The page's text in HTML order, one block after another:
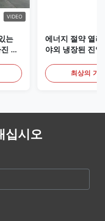
VIDEO
는
음
에너지 절약 열
야외 냉장된 진열
최상의 가
십시오